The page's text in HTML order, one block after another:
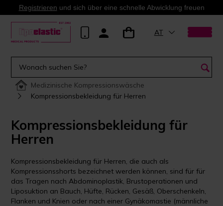
Registrieren und sich über eine schnelle Abwicklung freuen
AT
Medizinische Kompressionswäsche
Kompressionsbekleidung für Herren
Kompressionsbekleidung für
Herren
Kompressionsbekleidung für Herren, die auch als
Kompressionsshorts bezeichnet werden können, sind für für
das Tragen nach Abdominoplastik, Brustoperationen und
Liposuktion an Bauch, Hüfte, Rücken, Gesäß, Oberschenkeln,
Flanken und Knien oder nach einer Gynäkomastie (männliche